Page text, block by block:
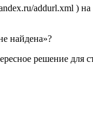
addurl.xml )
найдена»?
решение для